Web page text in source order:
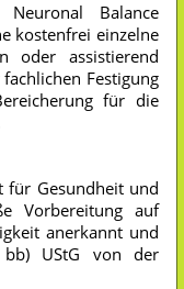
Neuronal Balance
kostenfrei einzelne
oder assistierend
Festigung
für die
für Gesundheit und
Vorbereitung auf
anerkannt und
UStG von der